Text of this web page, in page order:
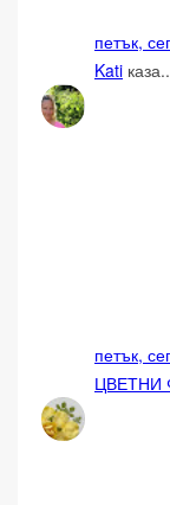
петък,
Kati
петък,
ЦВЕТНИ